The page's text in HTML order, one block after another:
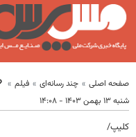
صفحه اصلی چند رسانه‌ای فیلم
شنبه ۱۳ بهمن ۱۴۰۳ - ۱۴:۰۸
کلیپ/